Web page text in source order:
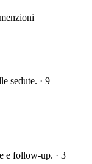
sedute. · 9
e follow-up. · 3